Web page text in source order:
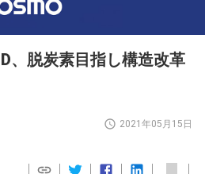
、脱炭素目指し構造改革
2021年05月15日